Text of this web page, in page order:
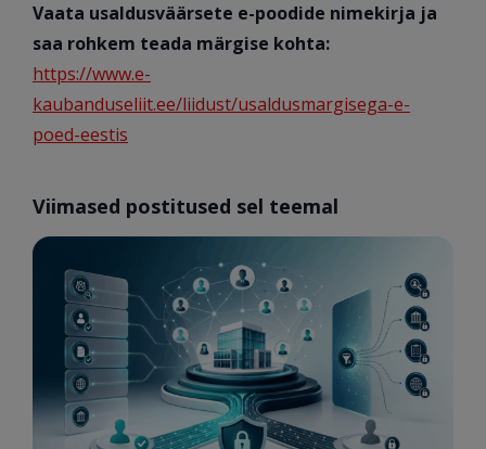
Vaata usaldusväärsete e-poodide nimekirja ja
saa rohkem teada märgise kohta:
https://www.e-
kaubanduseliit.ee/liidust/usaldusmargisega-e-
poed-eestis
Viimased postitused sel teemal